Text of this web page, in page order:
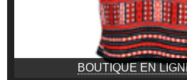
BOUTIQUE EN